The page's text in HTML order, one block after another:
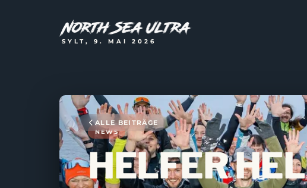
SYLT, 9. MAI 2026
ALLE BEITRÄGE
NEWS
HELFER